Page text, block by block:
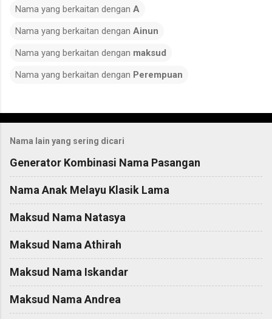
Nama yang berkaitan dengan A
Nama yang berkaitan dengan Ainun
Nama yang berkaitan dengan maksud
Nama yang berkaitan dengan Perempuan
o
m
m
e
n
Nama lain yang sering dicari
Generator Kombinasi Nama Pasangan
Nama Anak Melayu Klasik Lama
Maksud Nama Natasya
Maksud Nama Athirah
Maksud Nama Iskandar
Maksud Nama Andrea